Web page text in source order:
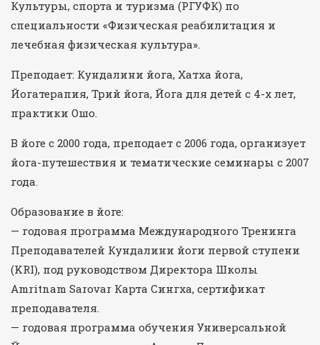
Культуры, спорта и туризма (РГУФК) по
специальности «Физическая реабилитация и
лечебная физическая культура».
Преподает: Кундалини йога, Хатха йога,
Йогатерапия, Трий йога, Йога для детей с 4-х лет,
практики Ошо.
В йоге с 2000 года, преподает с 2006 года, организует
йога-путешествия и тематические семинары с 2007
года.
Образование в йоге:
— годовая программа Международного Тренинга
Преподавателей Кундалини йоги первой ступени
(KRI), под руководством Директора Школы
Amritnam Sarovar Карта Сингха, сертификат
преподавателя.
— годовая программа обучения Универсальной